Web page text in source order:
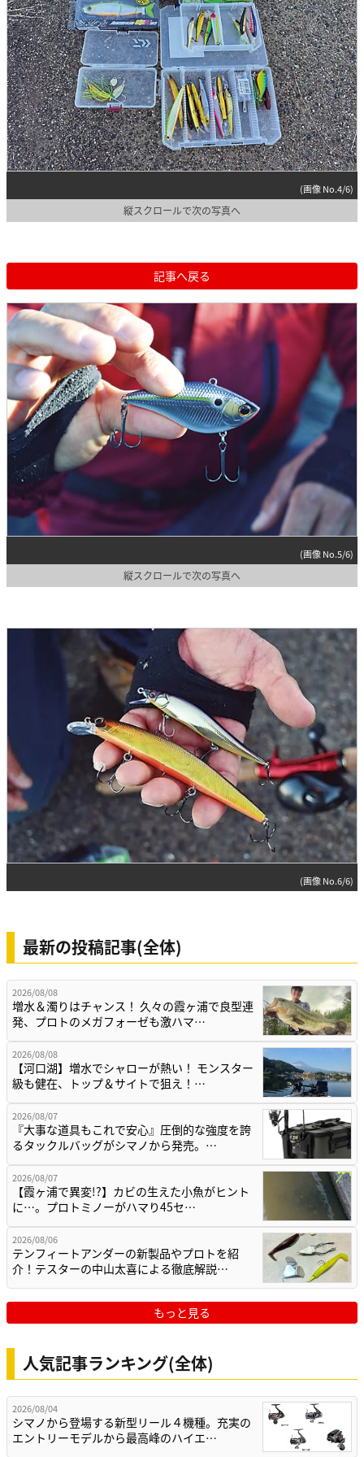
(画像 No.4/6)
縦スクロールで次の写真へ
記事へ戻る
(画像 No.5/6)
縦スクロールで次の写真へ
(画像 No.6/6)
最新の投稿記事(全体)
2026/08/08
増水＆濁りはチャンス！ 久々の霞ヶ浦で良型連
発、プロトのメガフォーゼも激ハマ…
2026/08/08
【河口湖】増水でシャローが熱い！ モンスター
級も健在、トップ＆サイトで狙え！…
2026/08/07
『大事な道具もこれで安心』圧倒的な強度を誇
るタックルバッグがシマノから発売。…
2026/08/07
【霞ヶ浦で異変!?】カビの生えた小魚がヒント
に…。プロトミノーがハマり45セ…
2026/08/06
テンフィートアンダーの新製品やプロトを紹
介！テスターの中山太喜による徹底解説…
もっと見る
人気記事ランキング(全体)
2026/08/04
シマノから登場する新型リール４機種。充実の
エントリーモデルから最高峰のハイエ…